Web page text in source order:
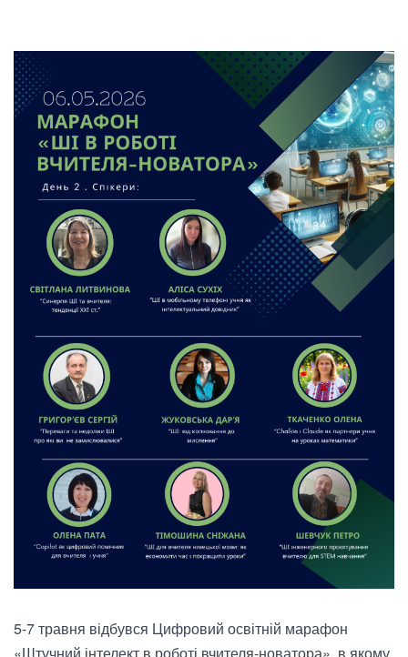
5-7 травня відбувся Цифровий освітній марафон
«Штучний інтелект в роботі вчителя-новатора», в якому